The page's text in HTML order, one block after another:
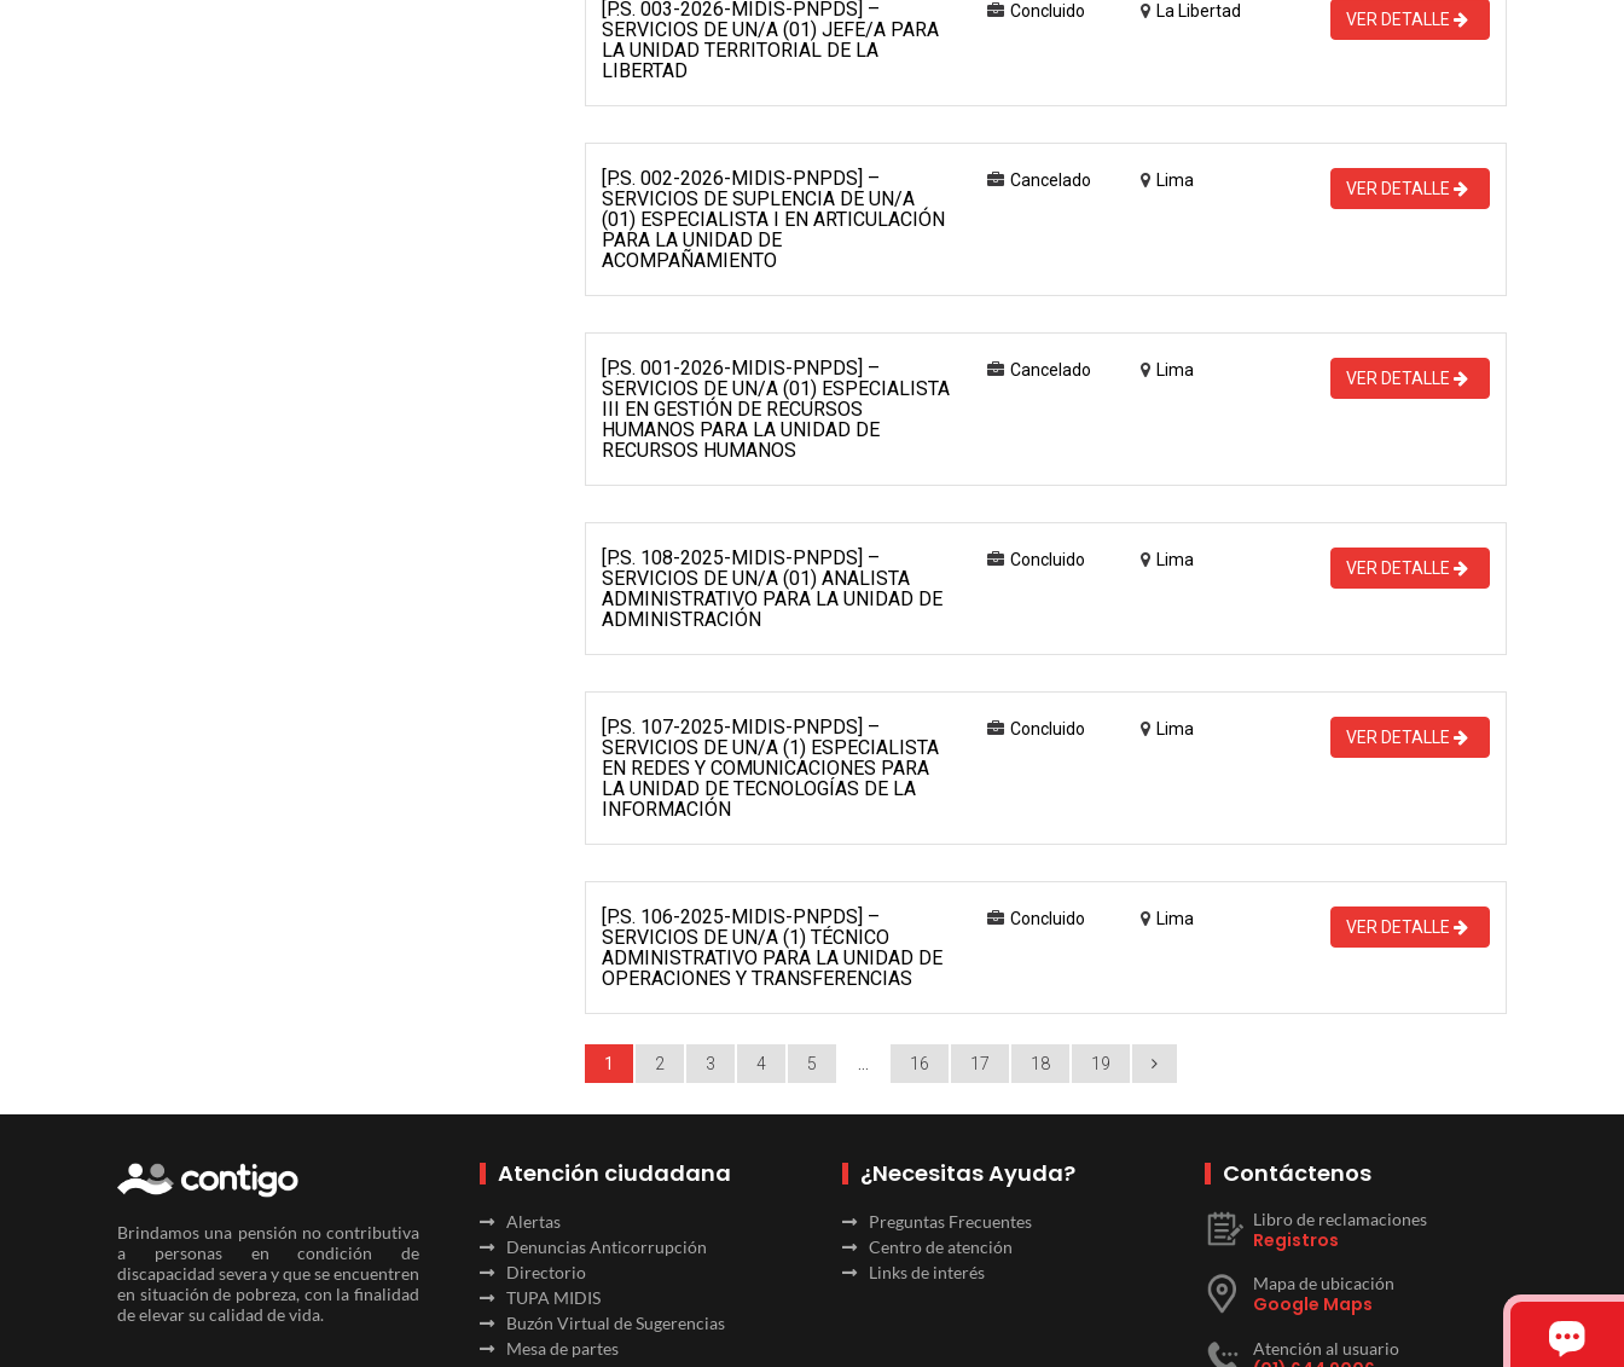
[P.S. 003-2026-MIDIS-PNPDS] –
SERVICIOS DE UN/A (01) JEFE/A PARA
LA UNIDAD TERRITORIAL DE LA
LIBERTAD
Concluido La Libertad VER DETALLE
[P.S. 002-2026-MIDIS-PNPDS] –
SERVICIOS DE SUPLENCIA DE UN/A
(01) ESPECIALISTA I EN ARTICULACIÓN
PARA LA UNIDAD DE
ACOMPAÑAMIENTO
Cancelado Lima VER DETALLE
[P.S. 001-2026-MIDIS-PNPDS] –
SERVICIOS DE UN/A (01) ESPECIALISTA
III EN GESTIÓN DE RECURSOS
HUMANOS PARA LA UNIDAD DE
RECURSOS HUMANOS
Cancelado Lima VER DETALLE
[P.S. 108-2025-MIDIS-PNPDS] –
SERVICIOS DE UN/A (01) ANALISTA
ADMINISTRATIVO PARA LA UNIDAD DE
ADMINISTRACIÓN
Concluido Lima VER DETALLE
[P.S. 107-2025-MIDIS-PNPDS] –
SERVICIOS DE UN/A (1) ESPECIALISTA
EN REDES Y COMUNICACIONES PARA
LA UNIDAD DE TECNOLOGÍAS DE LA
INFORMACIÓN
Concluido Lima VER DETALLE
[P.S. 106-2025-MIDIS-PNPDS] –
SERVICIOS DE UN/A (1) TÉCNICO
ADMINISTRATIVO PARA LA UNIDAD DE
OPERACIONES Y TRANSFERENCIAS
Concluido Lima VER DETALLE
1 2 3 4 5 16 17 18 19
Brindamos una pensión no contributiva
a personas en condición de
discapacidad severa y que se encuentren
en situación de pobreza, con la finalidad
de elevar su calidad de vida.
Atención ciudadana
Alertas
Denuncias Anticorrupción
Directorio
TUPA MIDIS
Buzón Virtual de Sugerencias
Mesa de partes
¿Necesitas Ayuda?
Preguntas Frecuentes
Centro de atención
Links de interés
Contáctenos
Libro de reclamaciones
Registros
Mapa de ubicación
Google Maps
Atención al usuario